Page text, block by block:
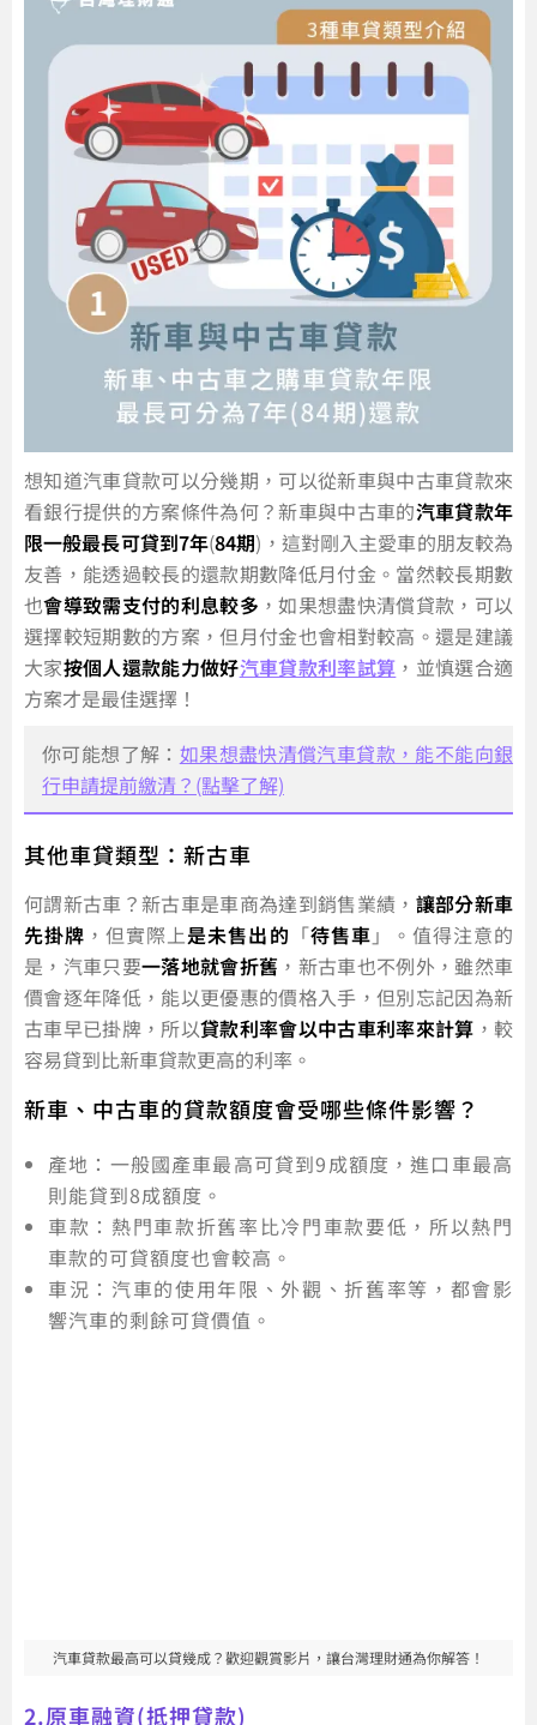
想知道汽車貸款可以分幾期，可以從新車與中古車貸款來
看銀行提供的方案條件為何？新車與中古車的汽車貸款年
限一般最長可貸到7年(84期)，這對剛入主愛車的朋友較為
友善，能透過較長的還款期數降低月付金。當然較長期數
也會導致需支付的利息較多 ，如果想盡快清償貸款，可以
選擇較短期數的方案，但月付金也會相對較高。還是建議
大家按個人還款能力做好汽車貸款利率試算 ，並慎選合適
方案才是最佳選擇！
你可能想了解： 如果想盡快清償汽車貸款，能不能向銀
行申請提前繳清？(點擊了解)
其他車貸類型：新古車
何謂新古車？新古車是車商為達到銷售業績， 讓部分新車
先掛牌 ，但實際上是未售出的 「待售車 」。值得注意的
是，汽車只要一落地就會折舊 ，新古車也不例外，雖然車
價會逐年降低，能以更優惠的價格入手，但別忘記因為新
古車早已掛牌，所以貸款利率會以中古車利率來計算 ，較
容易貸到比新車貸款更高的利率。
新車、中古車的貸款額度會受哪些條件影響？
產地：一般國產車最高可貸到9成額度，進口車最高
則能貸到8成額度。
車款：熱門車款折舊率比冷門車款要低，所以熱門
車款的可貸額度也會較高。
車況：汽車的使用年限、外觀、折舊率等，都會影
響汽車的剩餘可貸價值。
汽車貸款最高可以貸幾成？歡迎觀賞影片，讓台灣理財通為你解答！
2.原車融資(抵押貸款)